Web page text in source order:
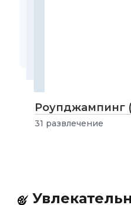
Роупджампинг
31 развлечение